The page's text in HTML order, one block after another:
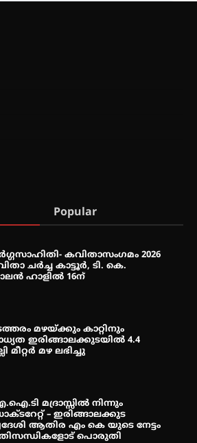
ഹിന്ദ് റജബ് ” ഇരിങ്ങാലക്കുട
സൊസൈറ്റി ആഗസ്റ്റ് 7
സ്‌ക്രീൻ ചെയ്യുന്നു
അസോസിയേഷന്
എക്സ്പോയുമായി
എൻ ഹയർ സെക്കൻഡറി
Popular
കവിതാസംഗമം 2026
ചർച്ച കാട്ടൂർ, ടി. കെ.
ഹാളിൽ 16ന്
മഴയ്ക്കും കാറ്റിനും
ഇരിങ്ങാലക്കുടയിൽ 4.4
മീറ്റർ മഴ ലഭിച്ചു
മദ്രാസ്സിൽ നിന്നും
– ഇരിങ്ങാലക്കുട
ആതിര എം കെ യുടെ നേട്ടം
പൊരുതി